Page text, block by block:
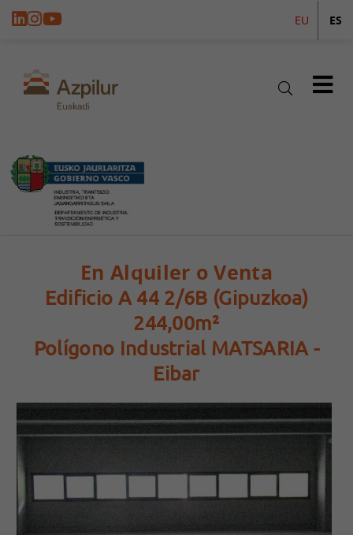
EU ES
En Alquiler o Venta
Edificio A 44 2/6B (Gipuzkoa)
244,00m²
Polígono Industrial MATSARIA -
Eibar